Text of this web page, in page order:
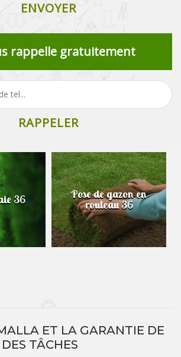
rappelle gratuitement
36 Pose de gazon en
rouleau 36
ET LA GARANTIE DE
TÂCHES